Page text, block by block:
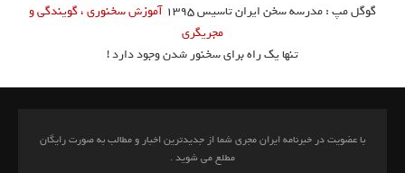
گوگل مپ : مدرسه سخن ایران تاسیس ۱۳۹۵
آموزش سخنوری ، گویندگی و
مجریگری
تنها یک راه برای سخنور شدن وجود دارد !
با عضویت در خبرنامه ایران مجری شما از جدیدترین اخبار و مطالب به صورت رایگان
مطلع می شوید .